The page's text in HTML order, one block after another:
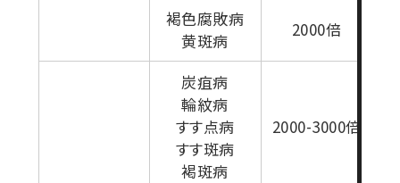
褐色腐敗病
黄斑病
2000倍
炭疽病
輪紋病
すす点病
すす斑病
褐斑病
2000-3000倍